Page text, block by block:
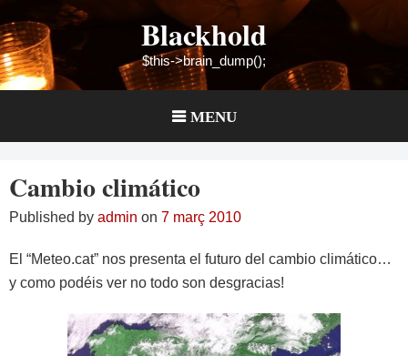
to
content
Blackhold
$this->brain_dump();
MENU
Cambio climático
Published by admin on 7 març 2010
El “Meteo.cat” nos presenta el futuro del cambio climático…
y como podéis ver no todo son desgracias!